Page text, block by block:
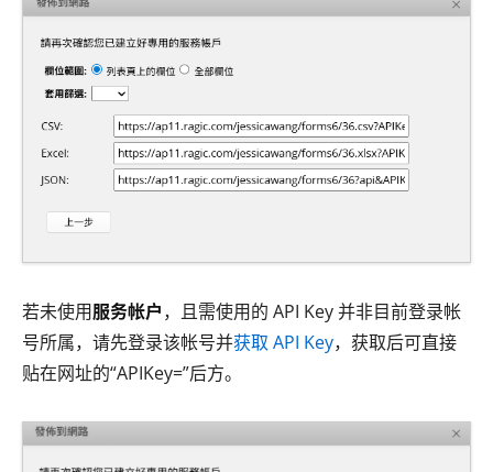
若未使用服务帐户，且需使用的 API Key 并非目前登录帐
号所属，请先登录该帐号并获取 API Key，获取后可直接
贴在网址的“APIKey=”后方。